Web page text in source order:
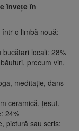
învețe în
o limbă nouă:
locali: 28%
precum vin,
meditație, dans
ceramică, țesut,
24%
pictură sau scris: